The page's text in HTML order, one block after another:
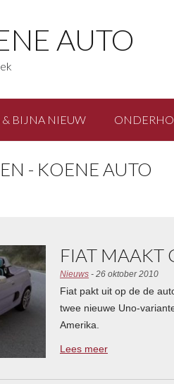
AUTO
& BIJNA NIEUW
- KOENE AUTO
FIAT MAAKT
Nieuws - 26 oktober 2010
Fiat pakt uit op de de
twee nieuwe Uno-
Amerika.
Lees meer